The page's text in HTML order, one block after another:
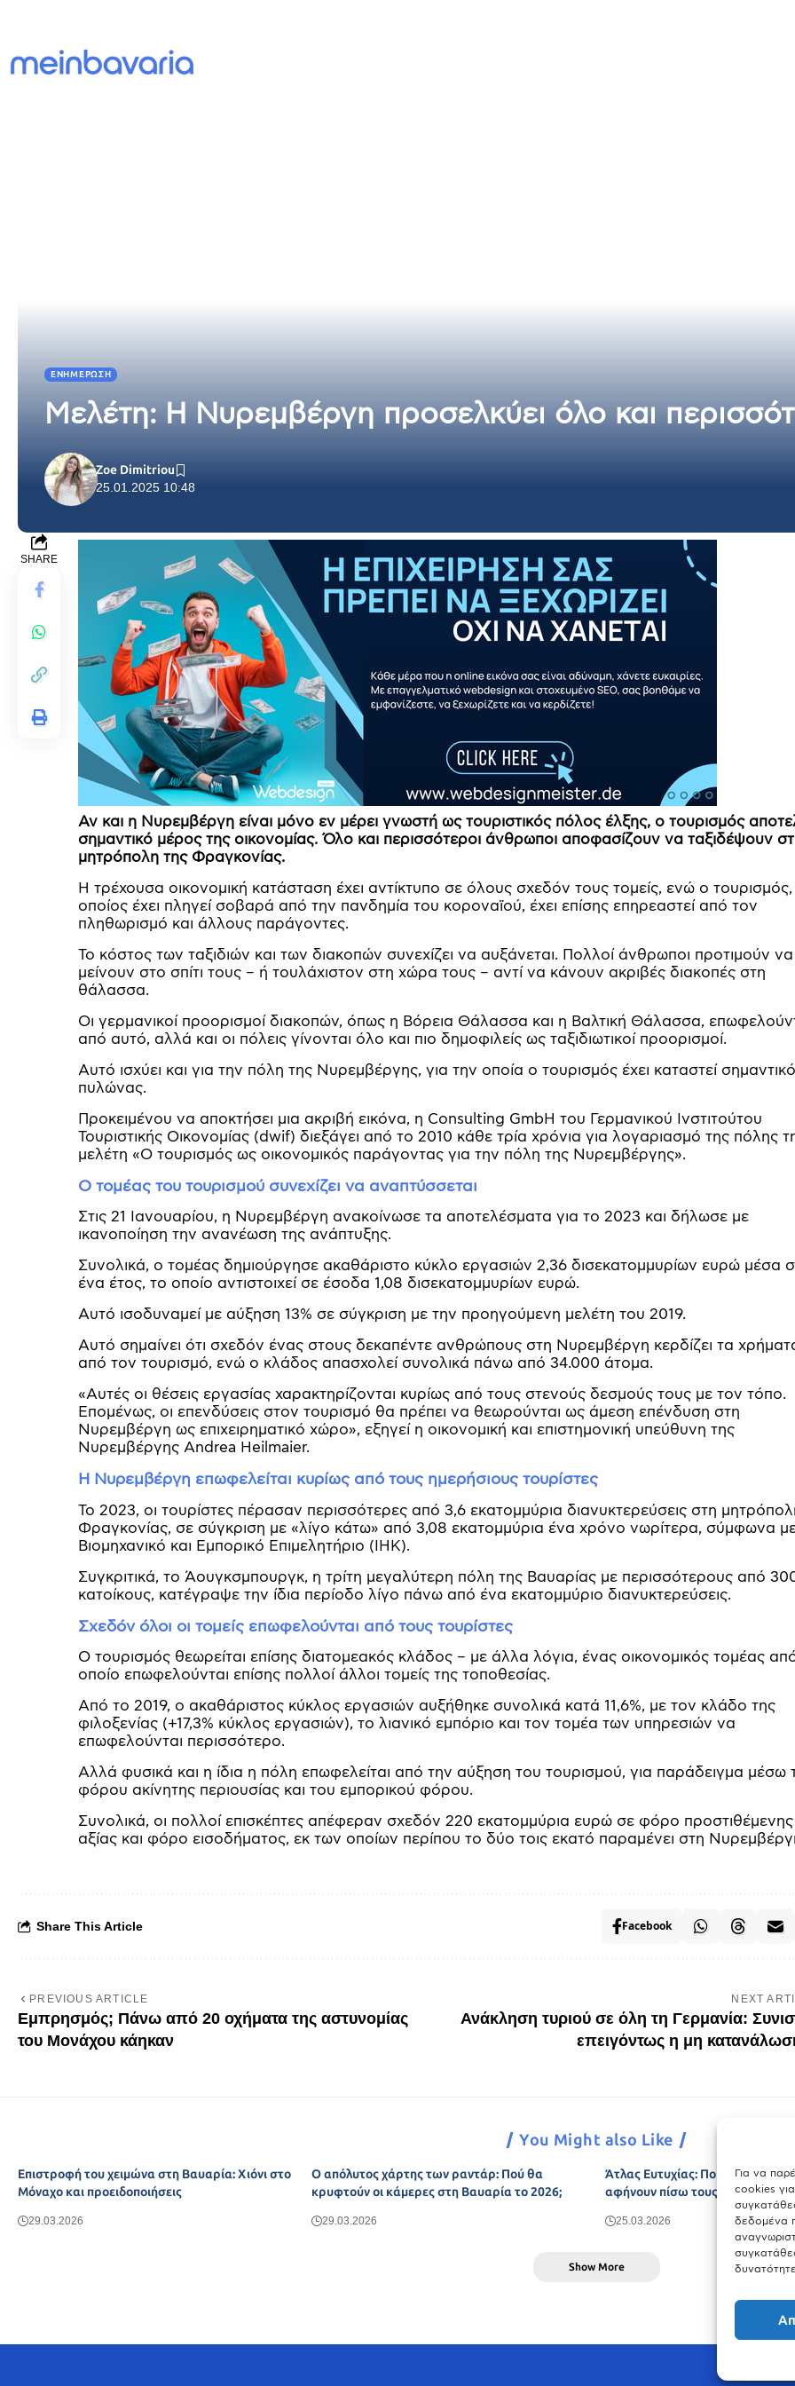
Για να
cookies
δεδομένα
ΕΝΗΜΈΡΩΣΗ
Μελέτη: Η Νυρεμβέργη προσελκύει όλο και
25.01.2025 10:48
Zoe Dimitriou
SHARE
Αν και η Νυρεμβέργη είναι μόνο εν μέρει γνωστή ως τουριστικός πόλος έλξης, ο τουρισμός
σημαντικό μέρος της οικονομίας. Όλο και περισσότεροι άνθρωποι αποφασίζουν να ταξιδέψουν
μητρόπολη της Φραγκονίας.
Η τρέχουσα οικονομική κατάσταση έχει αντίκτυπο σε όλους σχεδόν τους τομείς, ενώ ο
οποίος έχει πληγεί σοβαρά από την πανδημία του κοροναϊού, έχει επίσης επηρεαστεί από τον
πληθωρισμό και άλλους παράγοντες.
Το κόστος των ταξιδιών και των διακοπών συνεχίζει να αυξάνεται. Πολλοί άνθρωποι προτιμούν να
μείνουν στο σπίτι τους – ή τουλάχιστον στη χώρα τους – αντί να κάνουν ακριβές διακοπές στη
θάλασσα.
Οι γερμανικοί προορισμοί διακοπών, όπως η Βόρεια Θάλασσα και η Βαλτική Θάλασσα,
από αυτό, αλλά και οι πόλεις γίνονται όλο και πιο δημοφιλείς ως ταξιδιωτικοί προορισμοί.
Αυτό ισχύει και για την πόλη της Νυρεμβέργης, για την οποία ο τουρισμός έχει καταστεί
πυλώνας.
Προκειμένου να αποκτήσει μια ακριβή εικόνα, η Consulting GmbH του Γερμανικού Ινστιτούτου
Τουριστικής Οικονομίας (dwif) διεξάγει από το 2010 κάθε τρία χρόνια για λογαριασμό της πόλης
μελέτη «Ο τουρισμός ως οικονομικός παράγοντας για την πόλη της Νυρεμβέργης».
Ο τομέας του τουρισμού συνεχίζει να αναπτύσσεται
Στις 21 Ιανουαρίου, η Νυρεμβέργη ανακοίνωσε τα αποτελέσματα για το 2023 και δήλωσε με
ικανοποίηση την ανανέωση της ανάπτυξης.
Συνολικά, ο τομέας δημιούργησε ακαθάριστο κύκλο εργασιών 2,36 δισεκατομμυρίων ευρώ μέσα
ένα έτος, το οποίο αντιστοιχεί σε έσοδα 1,08 δισεκατομμυρίων ευρώ.
Αυτό ισοδυναμεί με αύξηση 13% σε σύγκριση με την προηγούμενη μελέτη του 2019.
Αυτό σημαίνει ότι σχεδόν ένας στους δεκαπέντε ανθρώπους στη Νυρεμβέργη κερδίζει τα
από τον τουρισμό, ενώ ο κλάδος απασχολεί συνολικά πάνω από 34.000 άτομα.
«Αυτές οι θέσεις εργασίας χαρακτηρίζονται κυρίως από τους στενούς δεσμούς τους με τον τόπο.
Επομένως, οι επενδύσεις στον τουρισμό θα πρέπει να θεωρούνται ως άμεση επένδυση στη
Νυρεμβέργη ως επιχειρηματικό χώρο», εξηγεί η οικονομική και επιστημονική υπεύθυνη της
Νυρεμβέργης Andrea Heilmaier.
Η Νυρεμβέργη επωφελείται κυρίως από τους ημερήσιους τουρίστες
Το 2023, οι τουρίστες πέρασαν περισσότερες από 3,6 εκατομμύρια διανυκτερεύσεις στη
Φραγκονίας, σε σύγκριση με «λίγο κάτω» από 3,08 εκατομμύρια ένα χρόνο νωρίτερα, σύμφωνα
Βιομηχανικό και Εμπορικό Επιμελητήριο (IHK).
Συγκριτικά, το Άουγκσμπουργκ, η τρίτη μεγαλύτερη πόλη της Βαυαρίας με περισσότερους από
κατοίκους, κατέγραψε την ίδια περίοδο λίγο πάνω από ένα εκατομμύριο διανυκτερεύσεις.
Σχεδόν όλοι οι τομείς επωφελούνται από τους τουρίστες
Ο τουρισμός θεωρείται επίσης διατομεακός κλάδος – με άλλα λόγια, ένας οικονομικός τομέας
οποίο επωφελούνται επίσης πολλοί άλλοι τομείς της τοποθεσίας.
Από το 2019, ο ακαθάριστος κύκλος εργασιών αυξήθηκε συνολικά κατά 11,6%, με τον κλάδο της
φιλοξενίας (+17,3% κύκλος εργασιών), το λιανικό εμπόριο και τον τομέα των υπηρεσιών να
επωφελούνται περισσότερο.
Αλλά φυσικά και η ίδια η πόλη επωφελείται από την αύξηση του τουρισμού, για παράδειγμα μέσω
φόρου ακίνητης περιουσίας και του εμπορικού φόρου.
Συνολικά, οι πολλοί επισκέπτες απέφεραν σχεδόν 220 εκατομμύρια ευρώ σε φόρο προστιθέμενης
αξίας και φόρο εισοδήματος, εκ των οποίων περίπου το δύο τοις εκατό παραμένει στη
Share This Article Facebook
PREVIOUS ARTICLE
Εμπρησμός; Πάνω από 20 οχήματα της αστυνομίας
του Μονάχου κάηκαν
NEXT
Ανάκληση τυριού σε όλη τη Γερμανία:
επειγόντως η μη
You Might also Like
Επιστροφή του χειμώνα στη Βαυαρία: Χιόνι στο
Μόναχο και προειδοποιήσεις
29.03.2026
Ο απόλυτος χάρτης των ραντάρ: Πού θα
κρυφτούν οι κάμερες στη Βαυαρία το 2026;
29.03.2026
Άτλας Ευτυχίας: Ποιες πόλεις
αφήνουν πίσω τους το Μόναχο;
25.03.2026
Show More